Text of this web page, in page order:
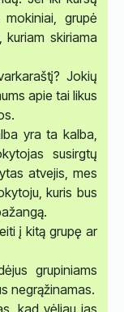
grupė
skiriama
Jokių
apie tai likus
yra ta kalba,
susirgtų
atvejis, mes
kuris bus
į kitą grupę ar
grupiniams
negrąžinamas.
kad vėliau jas